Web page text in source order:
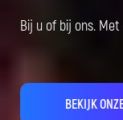
Bij u of bij ons.
BEKIJK